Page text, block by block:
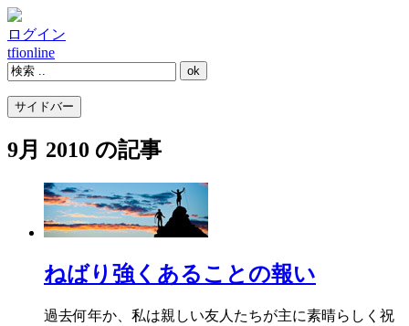
ログイン
tfionline
サイドバー
9月 2010 の記事
ねばり強くあることの報い
過去何年か、私は親しい友人たちが主に素晴らしく祝